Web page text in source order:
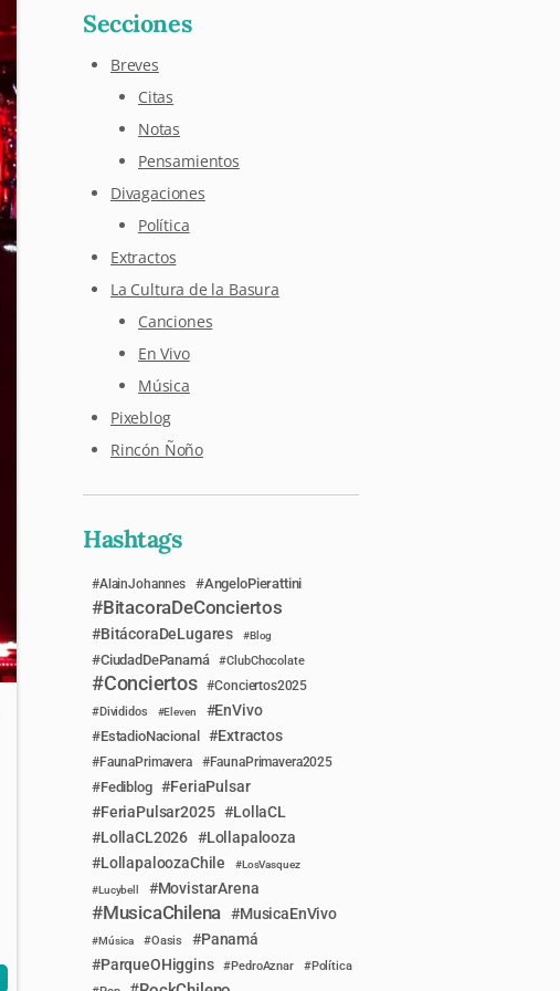
Secciones
Breves
Citas
Notas
Pensamientos
Divagaciones
Política
Extractos
La Cultura de la Basura
Canciones
En Vivo
Música
Pixeblog
Rincón Ñoño
Hashtags
AlainJohannes AngeloPierattini
BitacoraDeConciertos
BitácoraDeLugares Blog
CiudadDePanamá ClubChocolate
Conciertos Conciertos2025
Divididos Eleven EnVivo
EstadioNacional Extractos
FaunaPrimavera FaunaPrimavera2025
Fediblog
FeriaPulsar
FeriaPulsar2025
LollaCL
LollaCL2026
Lollapalooza
LollapaloozaChile
LosVasquez
Lucybell
MovistarArena
MusicaChilena MusicaEnVivo
Música Oasis
Panamá
ParqueOHiggins
PedroAznar
Política